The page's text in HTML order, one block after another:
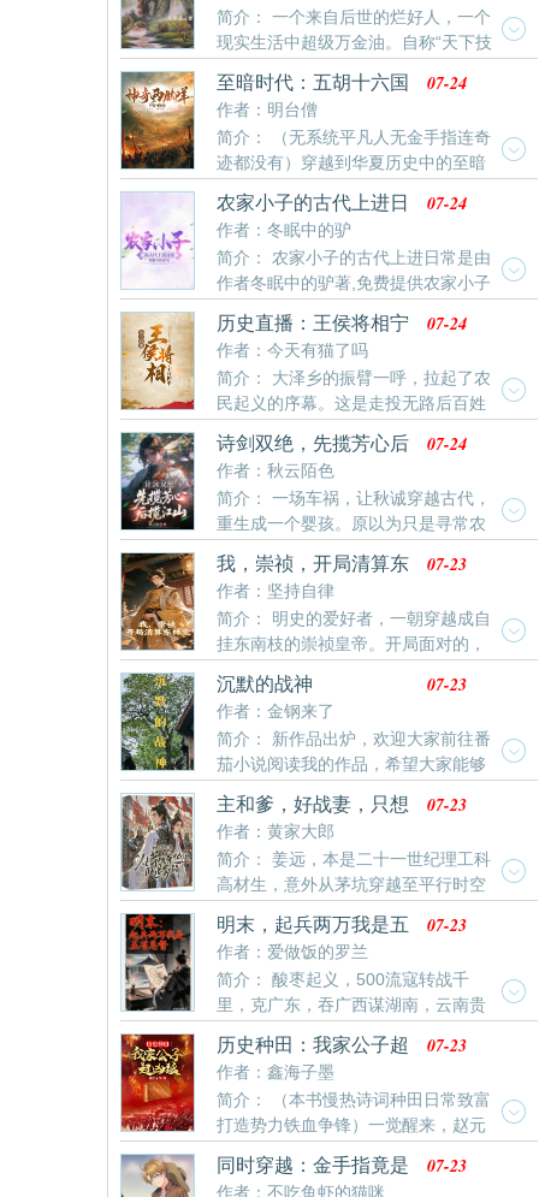
简介： 一个来自后世的烂好人，一个
现实生活中超级万金油。自称“天下技
能七十二行，自己会七十三样，但无一精通”的自由职业
者。投胎到了四百多年前的大明万历四十七年八月二十
五日的灵魂，历经天启朝，崇祯朝，没有随身空间，也
没有金手指，唯一有的是前世的记忆。什么古人都食古
不化，问题不大，天下无家可归的儿童多得很，咱从儿
童开始，自己培养几万、几十万有新思想的新兴人才不
好吗？老古懂们食古不化，不用就是。没有机床？问题
不
至暗时代：五胡十六国
历险记
作者：明台僧
07-24
简介： （无系统平凡人无金手指连奇
迹都没有）穿越到华夏历史中的至暗
时代——五胡十六国……落魄地产营销总监，为了生
存，他只能靠有限的现代知识，从一点一滴的小事做
起……本想平平安安做个富家翁，可是身在时代的漩涡
之中，又有谁不是被历史裹挟而前行？人生在世，身不
由己而已……
农家小子的古代上进日
常
作者：冬眠中的驴
07-24
简介： 农家小子的古代上进日常是由
作者冬眠中的驴著,免费提供农家小子
的古代上进日常最新清爽干净的文字章节在线阅读。
历史直播：王侯将相宁
有种乎
作者：今天有猫了吗
07-24
简介： 大泽乡的振臂一呼，拉起了农
民起义的序幕。这是走投无路后百姓
们的最终选择，也是为朝廷敲响的一记记警钟。给不同
时空的王朝全体——皇帝、臣子、百姓直播农民起义故
事。观前必看：1本文无主角，仅有一个播放器（可以
这么理解）2本文并不否认各个皇帝的功绩和能力，没
有这个意思！！3本文主要内容是农民起义，所以立场
必然是农民起
诗剑双绝，先揽芳心后
揽江山
作者：秋云陌色
07-24
简介： 一场车祸，让秋诚穿越古代，
重生成一个婴孩。原以为只是寻常农
家子，不料阴差阳错下，却被威名赫赫的国公收养。面
对娴静端庄的姐姐和古灵精怪的妹妹，他深得关爱，自
己也敬之爱之。他一步步从寄人篱下的养子，逆袭成为
九五至尊。期间与各色美人相遇，不知不觉中便积攒了
强大的势力。在登基大典上，他长长一叹：“我不过是一
个国公府的养子，你们怎么非要逼朕登基啊？”
我，崇祯，开局清算东
林党
作者：坚持自律
07-23
简介： 明史的爱好者，一朝穿越成自
挂东南枝的崇祯皇帝。开局面对的，
是即将把他架空的东林党，是磨刀霍霍的后金铁骑，是
四处起火的流民大军。怎么破局？历史上的崇祯，杀了
魏忠贤，然后沦为文官傀儡，一步错，步步错，最终国
破家亡。而我，深夜秘召魏忠贤！不谈感情，只讲生
死！“朕让你活，你就得给朕当最锋利的刀！去，咬死那
帮满口仁义道德，实则蛀空国库的伪君子！”于是，大明
朝堂之上，最凶恶的九千岁，成了皇帝手中最忠诚的恶
犬。
沉默的战神
作者：金钢来了
07-23
简介： 新作品出炉，欢迎大家前往番
茄小说阅读我的作品，希望大家能够
喜欢，你们的关注是我写作的动力，我会努力讲好每个
故事！
主和爹，好战妻，只想
当咸鱼的他
作者：黄家大郎
07-23
简介： 姜远，本是二十一世纪理工科
高材生，意外从茅坑穿越至平行时空
的大周朝，成为梁国公之子。然而，他一穿越过来就顶
了口大锅。当街羞辱镇国公之女，涉嫌诅咒镇国公。堂
堂宰相子之，燕安城纨绔之首，竟被皇帝踢出京都燕安
城，发配至边关。边关之外，北突人兵临城下，手无缚
鸡之力的姜远又该何去何从？
明末，起兵两万我是五
省总督
作者：爱做饭的罗兰
07-23
简介： 酸枣起义，500流寇转战千
里，克广东，吞广西谋湖南，云南贵
州揽入怀。五省总督李嗣炎，请叫我西南王。
历史种田：我家公子超
凶猛
作者：鑫海子墨
07-23
简介： （本书慢热诗词种田日常致富
打造势力铁血争锋）一觉醒来，赵元
发现自己成了一个院试交白卷的没落家族少爷。为了实
现理想中的幸福咸鱼生活，赵元开始了发家致富的大计
同时穿越：金手指竟是
我自己
作者：不吃鱼虾的猫咪
07-23